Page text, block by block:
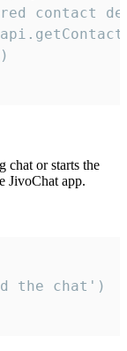
contact
chat or starts the
JivoChat app.